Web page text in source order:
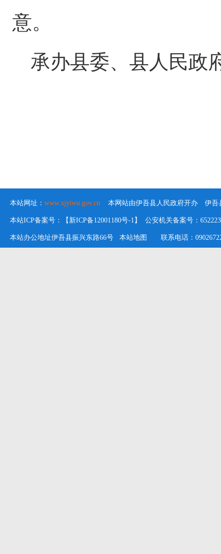
意。
承办县委、县人民政
本站网址： www.xjyiwu.gov.cn 本网站由伊吾县人民政府开办 伊吾
本站ICP备案号：【新ICP备12001180号-1】 公安机关备案号：
本站办公地址伊吾县振兴东路66号 本站地图 联系电话：